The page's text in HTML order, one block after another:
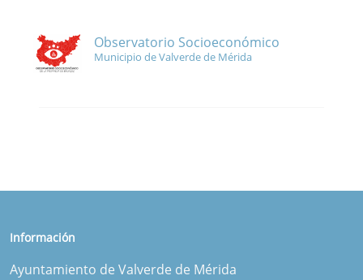
Observatorio Socioeconómico
Municipio de Valverde de Mérida
Información
Ayuntamiento de Valverde de Mérida